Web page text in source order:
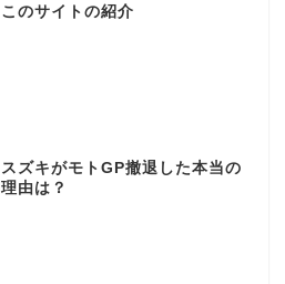
このサイトの紹介
スズキがモトGP撤退した本当の
理由は？